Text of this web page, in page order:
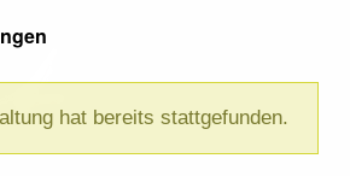
hat bereits stattgefunden.